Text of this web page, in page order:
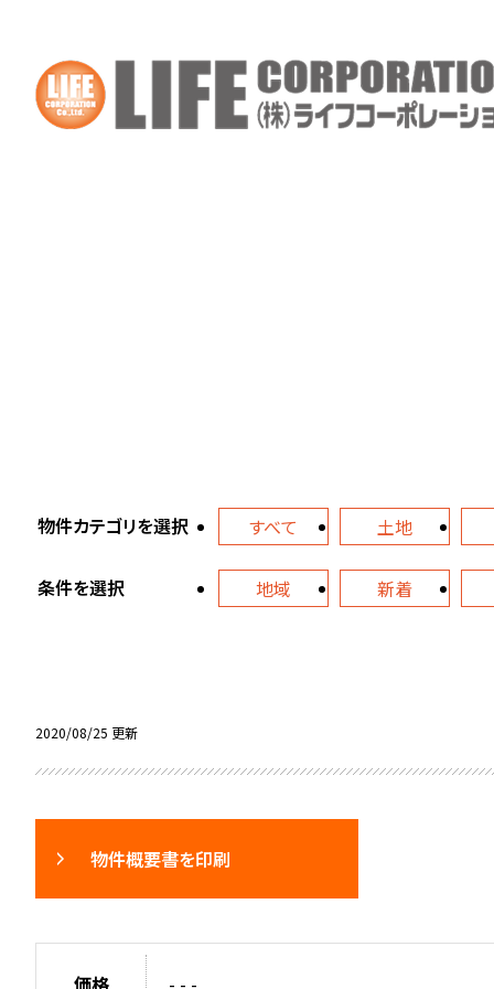
物件カテゴリを選択 すべて 土地
条件を選択 地域 新着
2020/08/25 更新
物件概要書を印刷
価格 - - -